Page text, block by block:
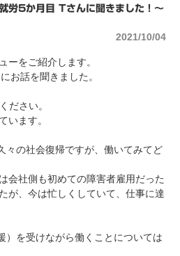
労5か月目 Tさんに聞きました！～
2021/10/04
ーをご紹介します。
お話を聞きました。
ださい。
います。
々の社会復帰ですが、働いてみてど
会社側も初めての障害者雇用だった
が、今は忙しくしていて、仕事に達
）を受けながら働くことについては